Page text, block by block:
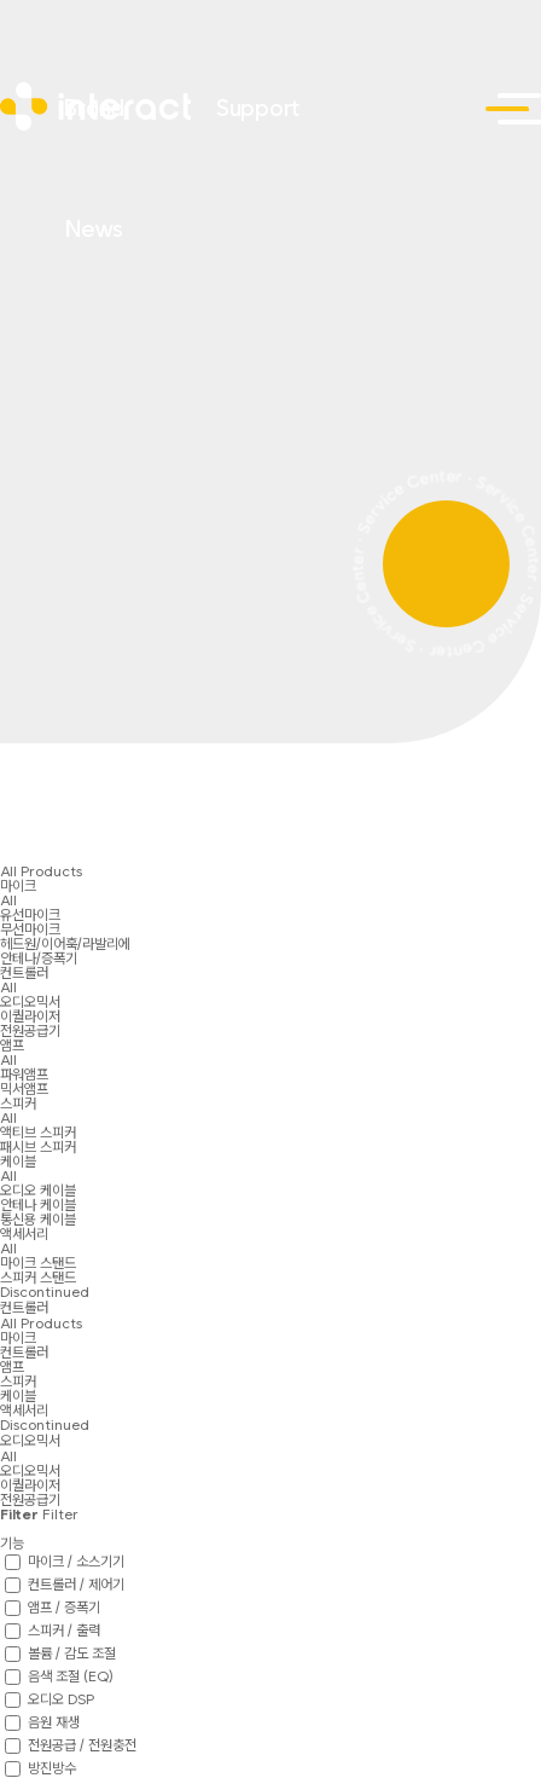
All Products
마이크
All
유선마이크
무선마이크
헤드원/이어훅/라발리에
안테나/증폭기
컨트롤러
All
오디오믹서
이퀄라이저
전원공급기
앰프
All
파워앰프
믹서앰프
스피커
All
액티브 스피커
패시브 스피커
케이블
All
오디오 케이블
안테나 케이블
통신용 케이블
액세서리
All
마이크 스탠드
스피커 스탠드
Discontinued
컨트롤러
All Products
마이크
컨트롤러
앰프
스피커
케이블
액세서리
Discontinued
오디오믹서
All
오디오믹서
이퀄라이저
전원공급기
Filter Filter
기능
마이크 / 소스기기
컨트롤러 / 제어기
앰프 / 증폭기
스피커 / 출력
볼륨 / 감도 조절
음색 조절 (EQ)
오디오 DSP
음원 재생
전원공급 / 전원충전
방진방수